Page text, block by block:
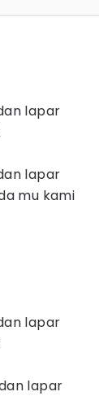
lapar
lapar
mu kami
lapar
lapar